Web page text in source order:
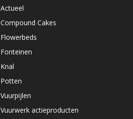
Actueel
Compound Cakes
Flowerbeds
Fonteinen
Knal
Potten
Vuurpijlen
Vuurwerk actieproducten